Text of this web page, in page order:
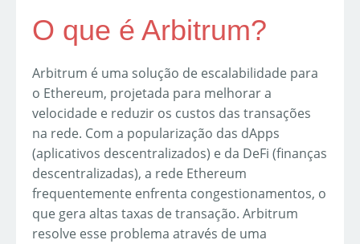
O que é Arbitrum?
Arbitrum é uma solução de escalabilidade para
o Ethereum, projetada para melhorar a
velocidade e reduzir os custos das transações
na rede. Com a popularização das dApps
(aplicativos descentralizados) e da DeFi (finanças
descentralizadas), a rede Ethereum
frequentemente enfrenta congestionamentos, o
que gera altas taxas de transação. Arbitrum
resolve esse problema através de uma